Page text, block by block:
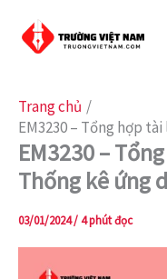
Trang chủ
EM3230 – Tổng hợp
EM3230 –
Thống kê ứng
03/01/2024/4 phút đọc